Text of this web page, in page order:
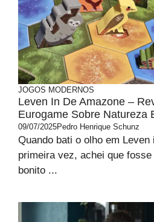
JOGOS MODERNOS
Leven In De Amazone –
Eurogame Sobre Natureza
09/07/2025Pedro Henrique Schunz
Quando bati o olho em Leven
primeira vez, achei que
bonito ...